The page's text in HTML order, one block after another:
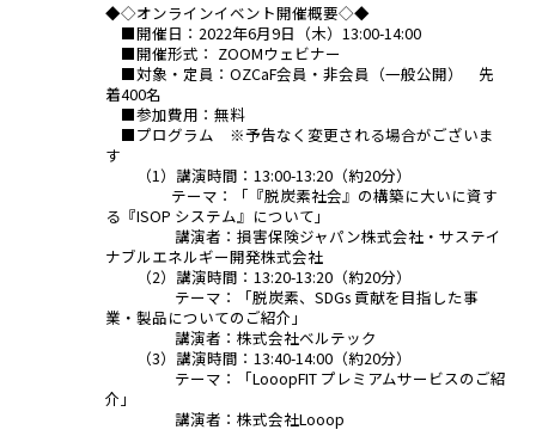
◆◇オンラインイベント開催概要◇◆
■開催日：2022年6月9日（木）13:00-14:00
■開催形式： ZOOMウェビナー
■対象・定員：OZCaF会員・非会員（一般公開） 先
着400名
■参加費用：無料
■プログラム ※予告なく変更される場合がございま
す
（1）講演時間：13:00-13:20（約20分）
テーマ：「『脱炭素社会』の構築に大いに資す
る『ISOP システム』について」
講演者：損害保険ジャパン株式会社・サステイ
ナブルエネルギー開発株式会社
（2）講演時間：13:20-13:20（約20分）
テーマ：「脱炭素、SDGs 貢献を目指した事
業・製品についてのご紹介」
講演者：株式会社ベルテック
（3）講演時間：13:40-14:00（約20分）
テーマ：「LooopFIT プレミアムサービスのご紹
介」
講演者：株式会社Looop